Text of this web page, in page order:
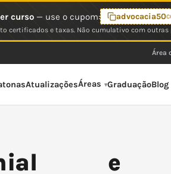
curso— use o cupom: advocacia50
certificados e taxas. Não cumulativo com
Área
AtualizaçõesÁreas GraduaçãoBlog
e